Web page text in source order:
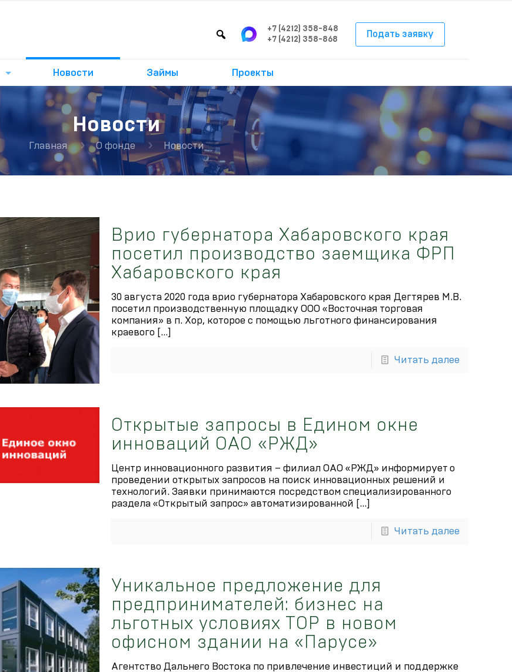
Новости Займы Проекты
+7 (4212) 358-848
+7 (4212) 358-868
Подать заявку
Новости
Главная О фонде Новости
Врио губернатора Хабаровского края
посетил производство заемщика ФРП
Хабаровского края
30 августа 2020 года врио губернатора Хабаровского края Дегтярев М.В.
посетил производственную площадку ООО «Восточная торговая
компания» в п. Хор, которое с помощью льготного финансирования
краевого […]
Читать далее
Открытые запросы в Едином окне
инноваций ОАО «РЖД»
Центр инновационного развития – филиал ОАО «РЖД» информирует о
проведении открытых запросов на поиск инновационных решений и
технологий. Заявки принимаются посредством специализированного
раздела «Открытый запрос» автоматизированной […]
Читать далее
Уникальное предложение для
предпринимателей: бизнес на
льготных условиях ТОР в новом
офисном здании на «Парусе»
Агентство Дальнего Востока по привлечение инвестиций и поддержке